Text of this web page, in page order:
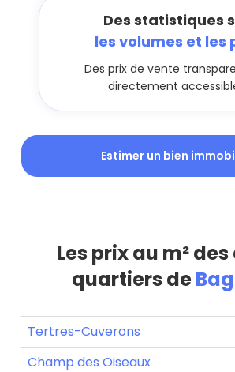
Des statistiques
les volumes et les
Des prix de vente
directement
Estimer un bien
Les prix au m²
quartiers de
Tertres-Cuverons
Champ des Oiseaux